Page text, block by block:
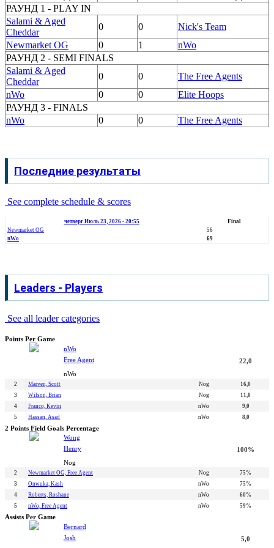
РАУНД 1 - PLAY IN
Salami & Aged
Cheddar
0 0
Nick's Team
Newmarket OG
0 1
nWo
РАУНД 2 - SEMI FINALS
Salami & Aged
Cheddar
0 0
The Free Agents
nWo
0 0
Elite Hoops
РАУНД 3 - FINALS
nWo
0 0 The Free Agents
Последние результаты
See complete schedule & scores
четверг Июль 23, 2026 - 20:55
Final
Newmarket OG
56
nWo
69
Leaders - Players
See all leader categories
Points Per Game
nWo
Free Agent
nWo
22,0
2 Marven, Scott Nog
16,0
3
Wilson, Brian Nog
11,0
4
Franco, Kevin nWo
9,0
5
Hassan, Asad nWo 8,0
2 Points Field Goals Percentage
Wong
Henry
Nog
100%
2 Newmarket OG, Free Agent Nog
75%
3
Onwuka, Kash nWo
75%
4
Roberts, Roshane nWo
60%
5
nWo, Free Agent nWo 59%
Assists Per Game
Bernard
Josh
5,0